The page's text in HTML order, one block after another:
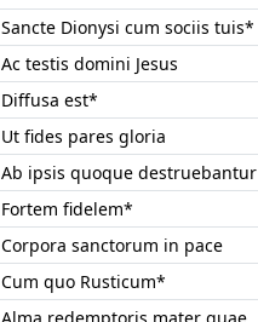
Sancte Dionysi cum sociis tuis*
Ac testis domini Jesus
Diffusa est*
Ut fides pares gloria
Ab ipsis quoque destruebantur
Fortem fidelem*
Corpora sanctorum in pace
Cum quo Rusticum*